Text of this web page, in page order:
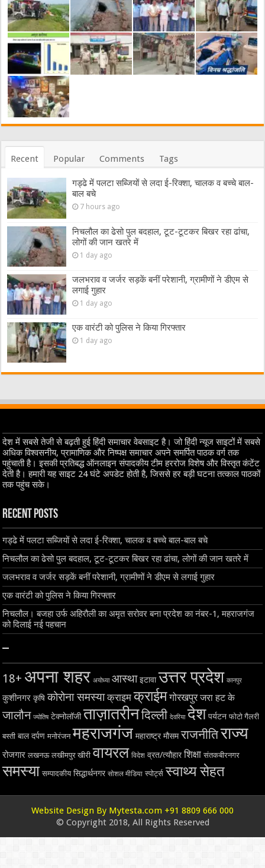
Recent Popular Comments Tags
गड्ढे में पलटा सब्जियों से लदा ई-रिक्शा, चालक व बच्चे बाल-
बाल बचे
7 hours ago
निचलौल का ढेसो पुल बदहाल, टूट-टूटकर बिखर रहा ढांचा,
लोगों की जान खतरे में
1 day ago
जलभराव व जर्जर सड़कें बनीं परेशानी, ग्रामीणों ने डीएम से
लगाई गुहार
1 day ago
एक वारंटी को पुलिस ने किया गिरफ्तार
1 day ago
देश में सबसे तेजी से बढ़ती हुई हिंदी समाचार वेबसाइट है। जो हिंदी न्यूज साइटों में सबसे
अधिक विश्वसनीय, प्रामाणिक और निष्पक्ष समाचार अपने समर्पित पाठक वर्ग तक
पहुंचाती है। इसकी प्रतिबद्ध ऑनलाइन संपादकीय टीम हररोज विशेष और विस्तृत कंटेंट
देती है। हमारी यह साइट 24 घंटे अपडेट होती है, जिससे हर बड़ी घटना तत्काल पाठकों
तक पहुंच सके।
Recent Posts
गड्ढे में पलटा सब्जियों से लदा ई-रिक्शा, चालक व बच्चे बाल-बाल बचे
निचलौल का ढेसो पुल बदहाल, टूट-टूटकर बिखर रहा ढांचा, लोगों की जान खतरे में
जलभराव व जर्जर सड़कें बनीं परेशानी, ग्रामीणों ने डीएम से लगाई गुहार
एक वारंटी को पुलिस ने किया गिरफ्तार
निचलौल। बजहा उर्फ अहिरौली का अमृत सरोवर बना प्रदेश का नंबर-1, महराजगंज
को दिलाई नई पहचान
–
18+ अपना शहर अयोध्या आस्था इटावा उत्तर प्रदेश कानपुर
कुशीनगर कृषि कोरोना समस्या क्राइम क्राईम गोरखपुर जरा हट के
जालौन ज्योतिष टेक्नोलॉजी ताज़ातरीनदिल्ली देवरिया देश पर्यटन फोटो गैलरी
बस्ती बाल दर्पण मनोरंजन महराजगंज महाराष्ट्र मौसम राजनीतिराज्य
रोजगार लखनऊ लखीमपुर खीरी वायरल विदेश व्रत/त्यौहार शिक्षा संतकबीरनगर
समस्या सम्पादकीय सिद्धार्थनगर सोशल मीडिया स्पोर्ट्स स्वाथ्य सेहत
Website Design By Mytesta.com +91 8809 666 000
© Copyright 2018, All Rights Reserved